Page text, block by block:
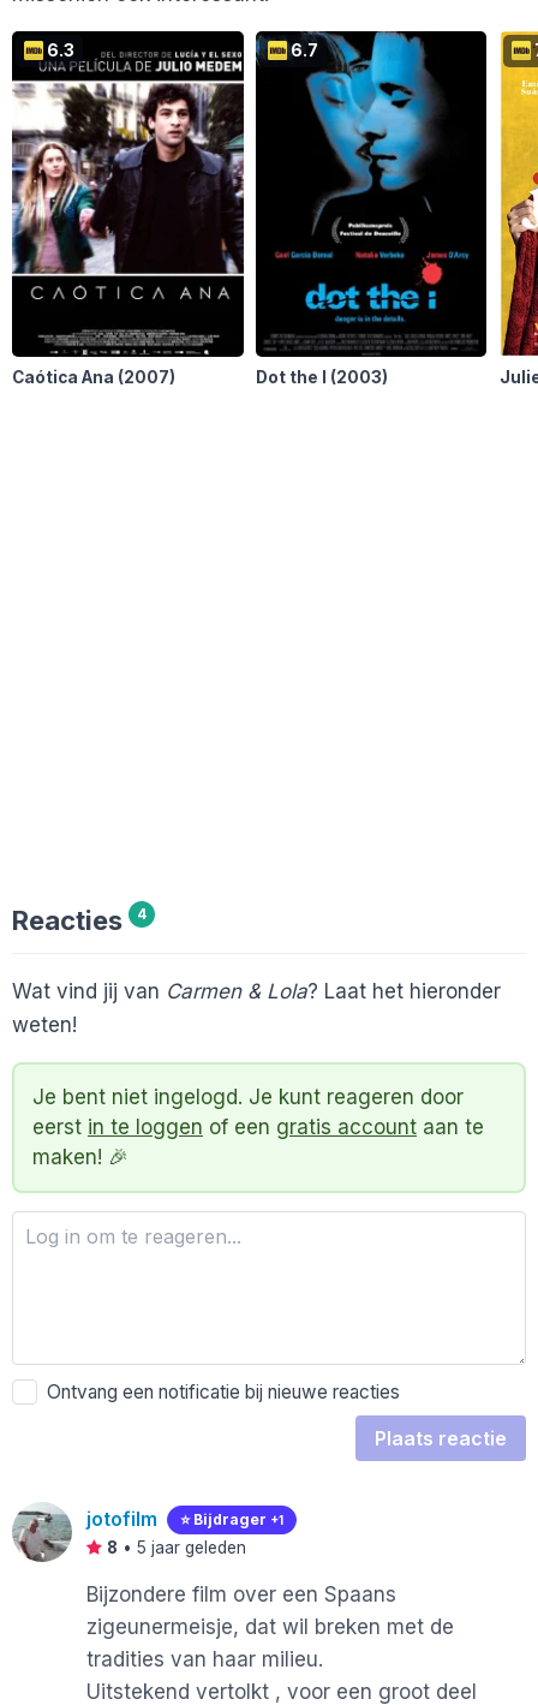
6.3
Caótica Ana (2007)
6.7
Dot the I (2003)
Reacties 4
Wat vind jij van Carmen & Lola? Laat het hieronder
weten!
Je bent niet ingelogd. Je kunt reageren door
eerst in te loggen of een gratis account aan te
maken! 🎉
Ontvang een notificatie bij nieuwe reacties
Plaats reactie
jotofilm ⭐️ Bijdrager +1
8 • 5 jaar geleden
Bijzondere film over een Spaans
zigeunermeisje, dat wil breken met de
tradities van haar milieu.
Uitstekend vertolkt , voor een groot deel